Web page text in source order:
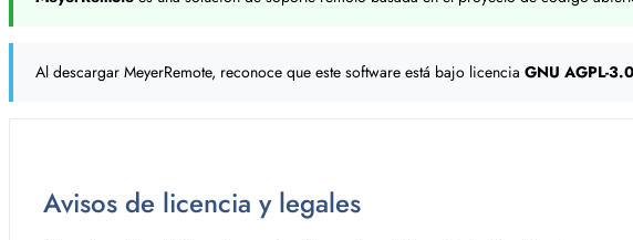
Al descargar MeyerRemote, reconoce que este software está bajo licencia GNU AGPL-3.0
Avisos de licencia y legales